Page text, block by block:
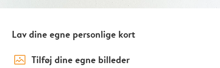
Lav dine egne personlige kort
image_placeholder Tilføj dine egne billeder